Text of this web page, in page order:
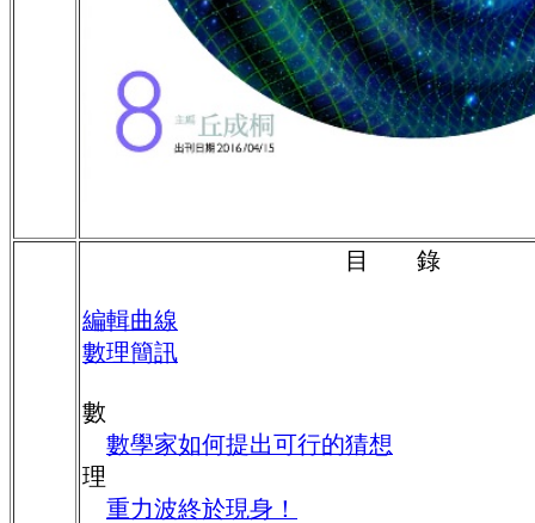
目 錄
編輯曲線
數理簡訊
數
數學家如何提出可行的猜想
理
重力波終於現身！